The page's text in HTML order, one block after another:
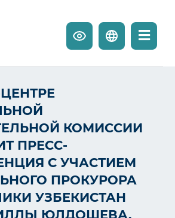
КОМИССИИ
ПРЕСС-
С УЧАСТИЕМ
ПРОКУРОРА
УЗБЕКИСТАН
ЮЛДОШЕВА.